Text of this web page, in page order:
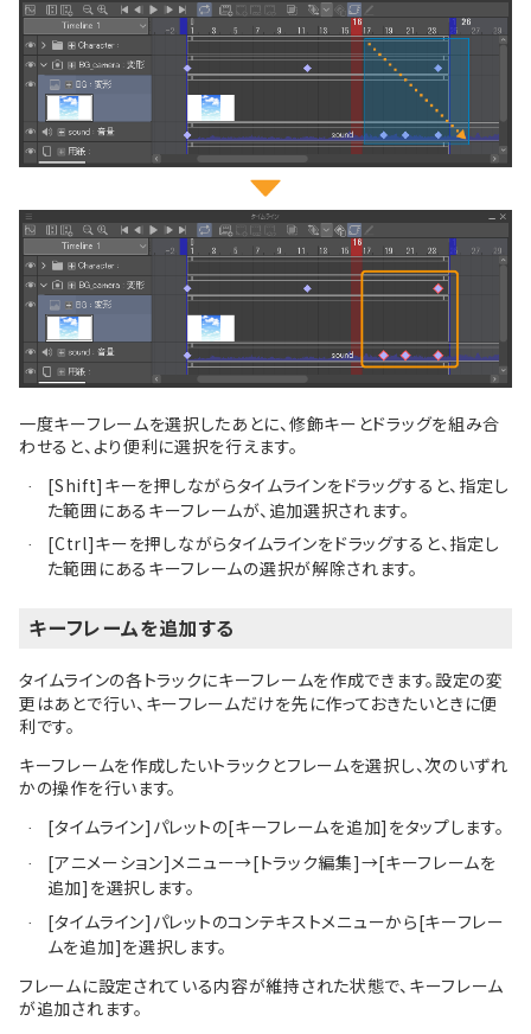
一度キーフレームを選択したあとに、修飾キーとドラッグを組み合
わせると、より便利に選択を行えます。
·
[Shift]キーを押しながらタイムラインをドラッグすると、指定し
た範囲にあるキーフレームが、追加選択されます。
·
[Ctrl]キーを押しながらタイムラインをドラッグすると、指定し
た範囲にあるキーフレームの選択が解除されます。
キーフレームを追加する
タイムラインの各トラックにキーフレームを作成できます。設定の変
更はあとで行い、キーフレームだけを先に作っておきたいときに便
利です。
キーフレームを作成したいトラックとフレームを選択し、次のいずれ
かの操作を行います。
· [タイムライン]パレットの[キーフレームを追加]をタップします。
·
[アニメーション]メニュー→[トラック編集]→[キーフレームを
追加]を選択します。
·
[タイムライン]パレットのコンテキストメニューから[キーフレー
ムを追加]を選択します。
フレームに設定されている内容が維持された状態で、キーフレーム
が追加されます。